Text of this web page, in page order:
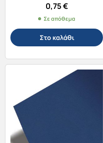
0,75€
Σε απόθεμα
Στο καλάθι